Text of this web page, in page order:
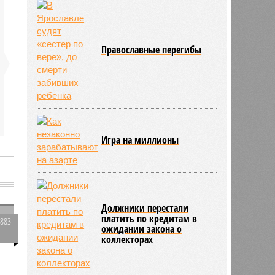
Православные перегибы
Игра на миллионы
Должники перестали
платить по кредитам в
ожидании закона о
коллекторах